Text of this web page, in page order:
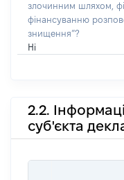
злочинним шляхом,
фінансуванню
знищення”?
Ні
2.2.
суб'єкта